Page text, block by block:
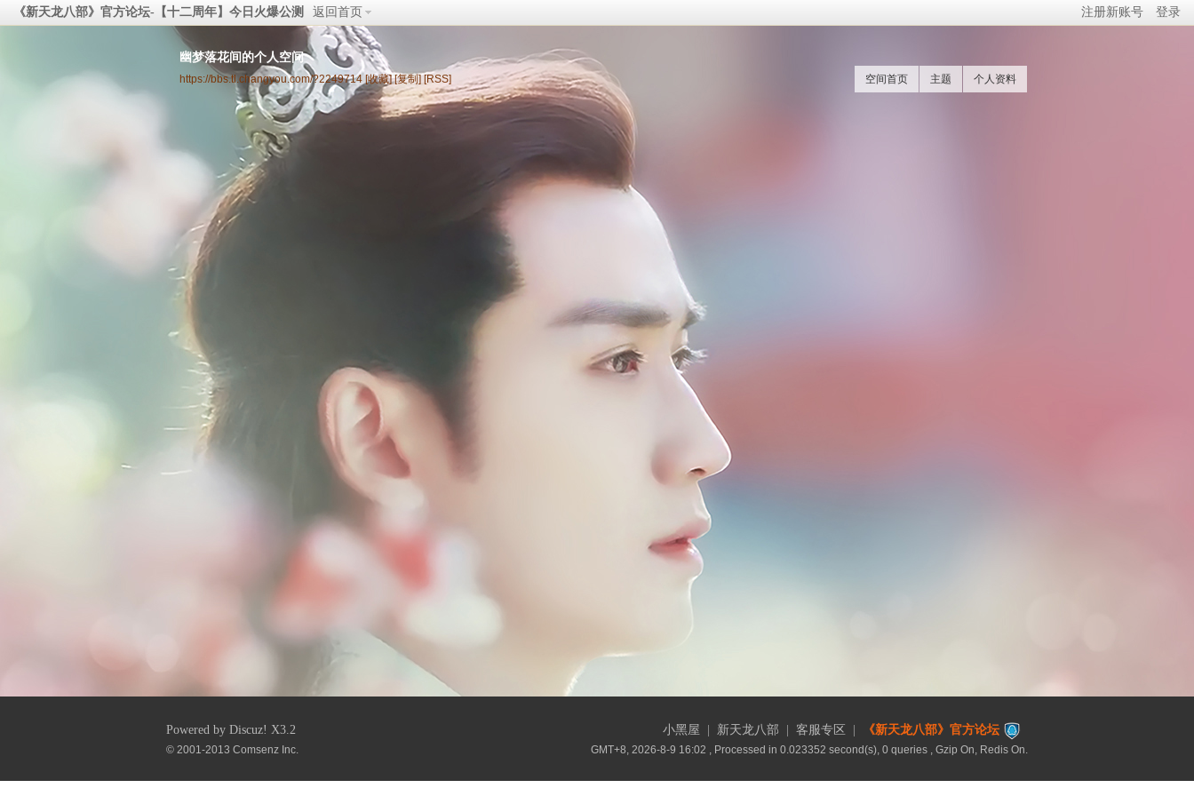
注册新账号 登录
《新天龙八部》官方论坛-【十二周年】今日火爆公测 返回首页
幽梦落花间的个人空间
https://bbs.tl.changyou.com/?2249714 [收藏] [复制] [RSS] 空间首页 主题 个人资料
小黑屋 新天龙八部 客服专区 《新天龙八部》官方论坛
GMT+8, 2026-8-9 16:02 , Processed in 0.023352 second(s), 0 queries , Gzip On, Redis On.
Powered by Discuz! X3.2
© 2001-2013 Comsenz Inc.